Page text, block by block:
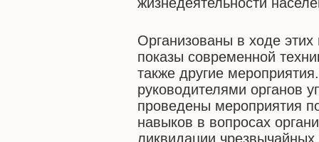
Организованы в ходе
показы современной
также другие
руководителями органов
проведены мероприятия
навыков в вопросах
ликвидации